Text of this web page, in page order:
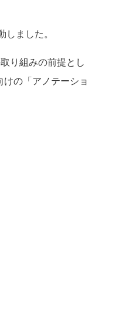
しました。
り組みの前提とし
の「アノテーショ